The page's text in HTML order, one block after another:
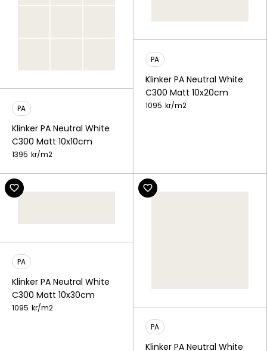
PA
Klinker PA Neutral White
C300 Matt 10x10cm
1395 kr/m2
PA
Klinker PA Neutral White
C300 Matt 10x20cm
1095 kr/m2
PA
Klinker PA Neutral White
C300 Matt 10x30cm
1095 kr/m2
PA
Klinker PA Neutral White